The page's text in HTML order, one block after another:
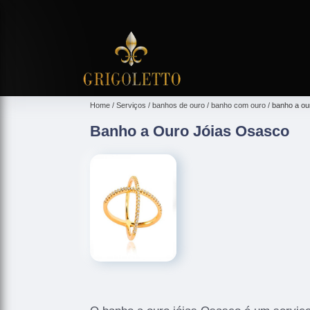
Home Serviços banhos de ouro banho com ouro banho a
Banho a Ouro Jóias Osasco